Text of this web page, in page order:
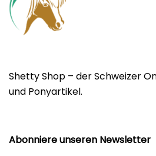
Shetty Shop – der Schweizer
und Ponyartikel.
Abonniere unseren Newsletter